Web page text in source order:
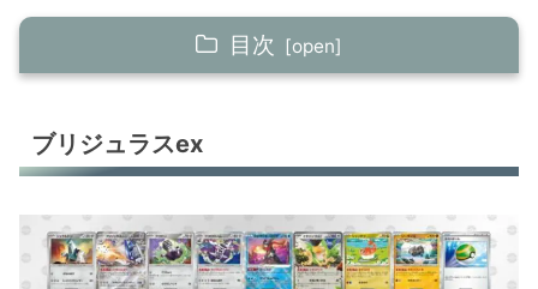
目次
ブリジュラスex
ブリジュラスex
ブリジュラスex